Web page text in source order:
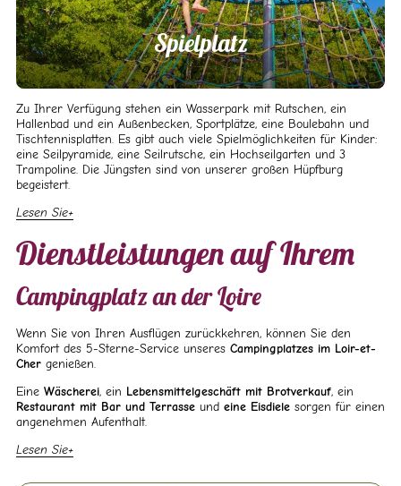
Spielplatz
Zu Ihrer Verfügung stehen ein Wasserpark mit Rutschen, ein
Hallenbad und ein Außenbecken, Sportplätze, eine Boulebahn und
Tischtennisplatten. Es gibt auch viele Spielmöglichkeiten für Kinder:
eine Seilpyramide, eine Seilrutsche, ein Hochseilgarten und 3
Trampoline. Die Jüngsten sind von unserer großen Hüpfburg
begeistert.
Lesen Sie
Dienstleistungen auf Ihrem
Campingplatz an der Loire
Wenn Sie von Ihren Ausflügen zurückkehren, können Sie den
Komfort des 5-Sterne-Service unseres Campingplatzes im Loir-et-
Chergenießen.
Eine Wäscherei, ein Lebensmittelgeschäft mit Brotverkauf, ein
Restaurant mit Bar und Terrasseund eine Eisdielesorgen für einen
angenehmen Aufenthalt.
Lesen Sie